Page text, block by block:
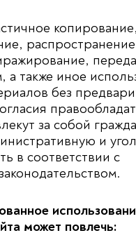
копирование,
а также иное
без
за собой
и
в соответствии с
может повлечь: